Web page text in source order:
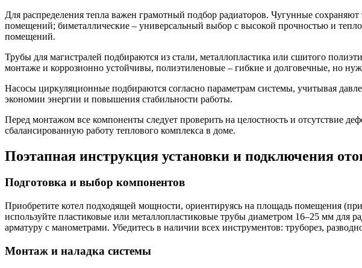
Для распределения тепла важен грамотный подбор радиаторов. Чугунные
помещений; биметаллические – универсальный выбор с высокой прочностью и
помещений.
Трубы для магистралей подбираются из стали, металлопластика или сшитого
монтаже и коррозионно устойчивы, полиэтиленовые – гибкие и долговечные, но
Насосы циркуляционные подбираются согласно параметрам системы, учитывая
экономии энергии и повышения стабильности работы.
Перед монтажом все компоненты следует проверить на целостность и отсутствие
сбалансированную работу теплового комплекса в доме.
Поэтапная инструкция установки и подключения
Подготовка и выбор компонентов
Приобретите котел подходящей мощности, ориентируясь на площадь помещения
используйте пластиковые или металлопластиковые трубы диаметром 16–25 мм
арматуру с манометрами. Убедитесь в наличии всех инструментов: труборез,
Монтаж и наладка системы